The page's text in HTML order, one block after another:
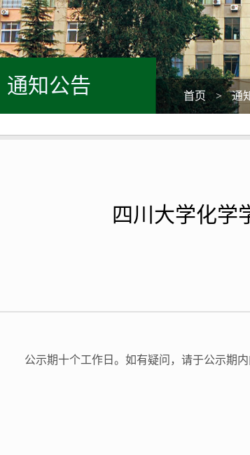
通知公告 首页 > 通
四川大学化学
公示期十个工作日。如有疑问，请于公示期